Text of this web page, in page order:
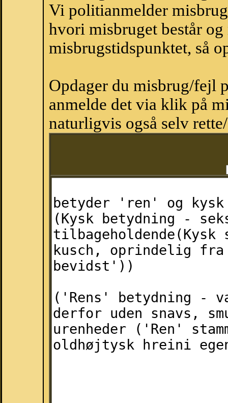
Vi politianmelder
hvori misbruget består
misbrugstidspunktet, så
Opdager du misbrug/fejl
anmelde det via klik på
naturligvis også selv